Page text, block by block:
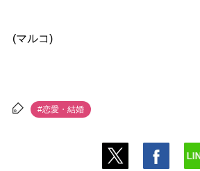
(マルコ)
#恋愛・結婚